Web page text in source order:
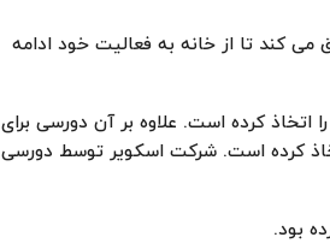
کند تا از خانه به فعالیت خود ادامه
اتخاذ کرده است. علاوه بر آن دورسی برای
کرده است. شرکت اسکویر توسط دورسی
بود.